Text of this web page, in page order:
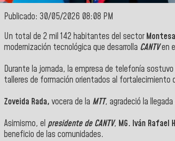
Publicado: 30/05/2026 08:08 PM
Un total de 2 mil 142 habitantes del sector
modernización tecnológica que desarrolla CANTVen
Durante la jornada, la empresa de telefonía
talleres de formación orientados al
Zoveida Rada, vocera de la MTT, agradeció la
Asimismo, el presidente de CANTV, MG. Iván Rafael
beneficio de las comunidades.